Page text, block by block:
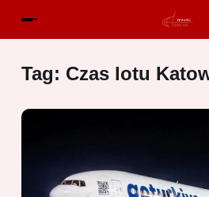
Tag: Czas lotu